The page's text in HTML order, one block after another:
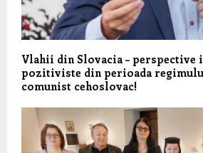
Vlahii din Slovacia –
pozitiviste din perioada
comunist cehoslovac!